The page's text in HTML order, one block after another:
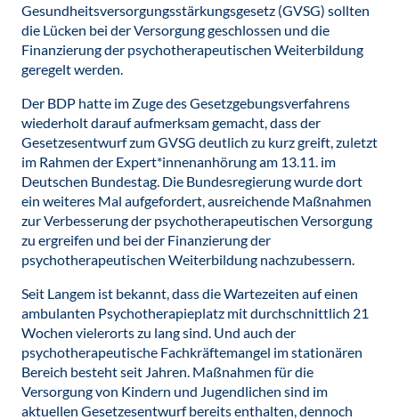
Gesundheitsversorgungsstärkungsgesetz (GVSG) sollten
die Lücken bei der Versorgung geschlossen und die
Finanzierung der psychotherapeutischen Weiterbildung
geregelt werden.
Der BDP hatte im Zuge des Gesetzgebungsverfahrens
wiederholt darauf aufmerksam gemacht, dass der
Gesetzesentwurf zum GVSG deutlich zu kurz greift, zuletzt
im Rahmen der Expert*innenanhörung am 13.11. im
Deutschen Bundestag. Die Bundesregierung wurde dort
ein weiteres Mal aufgefordert, ausreichende Maßnahmen
zur Verbesserung der psychotherapeutischen Versorgung
zu ergreifen und bei der Finanzierung der
psychotherapeutischen Weiterbildung nachzubessern.
Seit Langem ist bekannt, dass die Wartezeiten auf einen
ambulanten Psychotherapieplatz mit durchschnittlich 21
Wochen vielerorts zu lang sind. Und auch der
psychotherapeutische Fachkräftemangel im stationären
Bereich besteht seit Jahren. Maßnahmen für die
Versorgung von Kindern und Jugendlichen sind im
aktuellen Gesetzesentwurf bereits enthalten, dennoch